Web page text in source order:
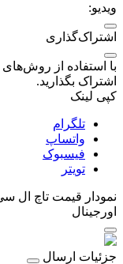
ویدیو:
اشتراک‌گذاری
با استفاده از روش‌های
اشتراک بگذارید.
کپی لینک
تلگرام
واتساپ
فیسبوک
تویتر
نمودار قیمت
اورجینال
جزئیات ارسال